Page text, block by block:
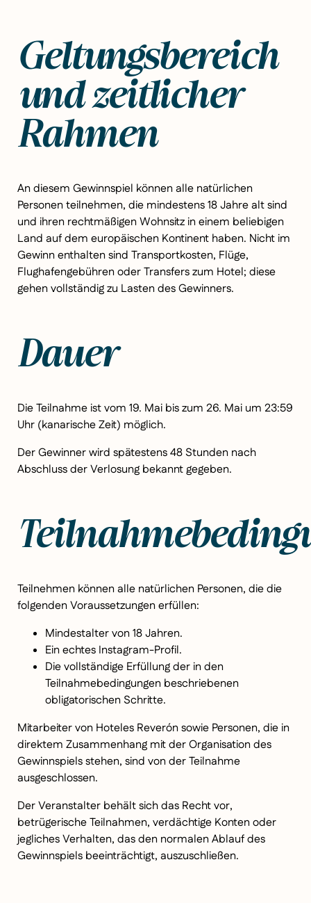
Geltungsbereich
und zeitlicher
Rahmen
An diesem Gewinnspiel können alle natürlichen
Personen teilnehmen, die mindestens 18 Jahre alt sind
und ihren rechtmäßigen Wohnsitz in einem beliebigen
Land auf dem europäischen Kontinent haben. Nicht im
Gewinn enthalten sind Transportkosten, Flüge,
Flughafengebühren oder Transfers zum Hotel; diese
gehen vollständig zu Lasten des Gewinners.
Dauer
Die Teilnahme ist vom 19. Mai bis zum 26. Mai um 23:59
Uhr (kanarische Zeit) möglich.
Der Gewinner wird spätestens 48 Stunden nach
Abschluss der Verlosung bekannt gegeben.
Teilnehmen können alle natürlichen Personen, die die
folgenden Voraussetzungen erfüllen:
Mindestalter von 18 Jahren.
Ein echtes Instagram-Profil.
Die vollständige Erfüllung der in den
Teilnahmebedingungen beschriebenen
obligatorischen Schritte.
Mitarbeiter von Hoteles Reverón sowie Personen, die in
direktem Zusammenhang mit der Organisation des
Gewinnspiels stehen, sind von der Teilnahme
ausgeschlossen.
Der Veranstalter behält sich das Recht vor,
betrügerische Teilnahmen, verdächtige Konten oder
jegliches Verhalten, das den normalen Ablauf des
Gewinnspiels beeinträchtigt, auszuschließen.